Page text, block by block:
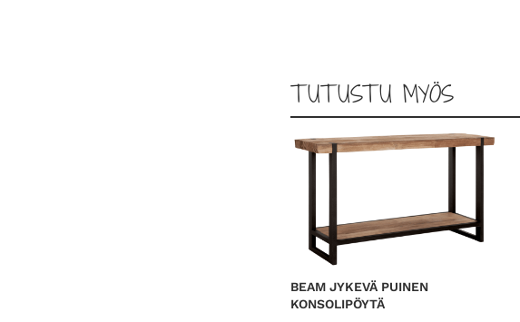
TUTUSTU MYÖS
BEAM JYKEVÄ PUINEN
KONSOLIPÖYTÄ